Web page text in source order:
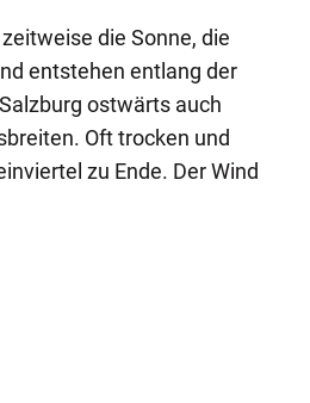
die Sonne, die
entstehen entlang der
ostwärts auch
Oft trocken und
zu Ende. Der Wind